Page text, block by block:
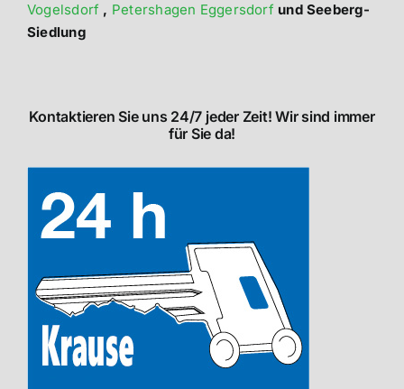
Vogelsdorf , Petershagen Eggersdorf und Seeberg-
Siedlung
Kontaktieren Sie uns 24/7 jeder Zeit! Wir sind immer
für Sie da!